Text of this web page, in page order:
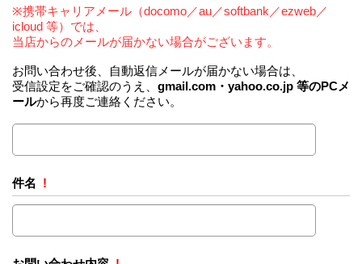
※携帯キャリアメール（docomo／au／softbank／ezweb／
icloud 等）では、
当店からのメールが届かない場合がございます。
お問い合わせ後、自動返信メールが届かない場合は、
受信設定をご確認のうえ、 gmail.com・yahoo.co.jp 等のPCメ
ールから再度ご連絡ください。
件名 !